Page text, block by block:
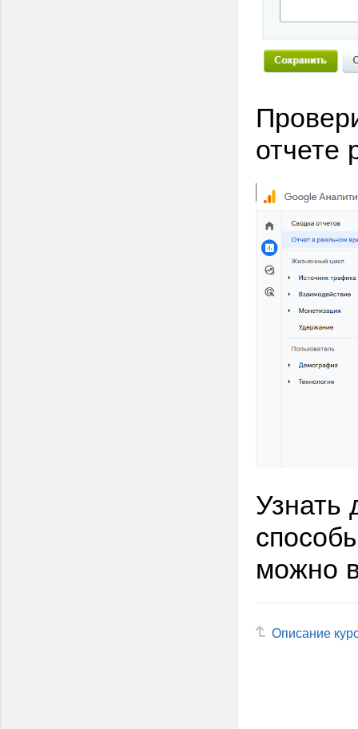
отчете
можно
Описание